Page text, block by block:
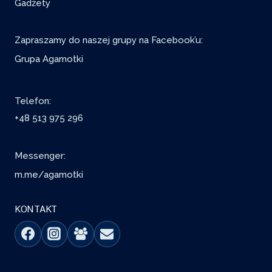
Gadżety
Zapraszamy do naszej grupy na Facebook’u:
Grupa Agamotki
Telefon:
+48 513 975 296
Messenger:
m.me/agamotki
KONTAKT